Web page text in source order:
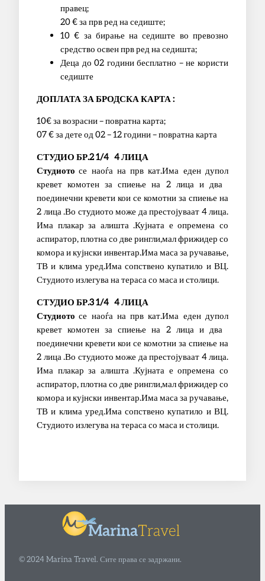
правец;
20 € за прв ред на седиште;
10 € за бирање на седиште во превозно
средство освен прв ред на седишта;
Деца до 02 години бесплатно – не користи
седиште
ДОПЛАТА ЗА БРОДСКА КАРТА :
10€ за возрасни – повратна карта;
07 € за дете од 02 – 12 години – повратна карта
СТУДИО БР.2 1/4 4 ЛИЦА
Студиотосе наоѓа на прв кат.Има еден дупол
кревет комотен за спиење на 2 лица и два
поединечни кревети кои се комотни за спиење на
2 лица .Во студиото може да престојуваат 4 лица.
Има плакар за алишта .Кујната е опремена со
аспиратор, плотна со две рингли,мал фрижидер со
комора и кујнски инвентар.Има маса за ручавање,
ТВ и клима уред.Има сопствено купатило и ВЦ.
Студиото излегува на тераса со маса и столици.
СТУДИО БР.3 1/4 4 ЛИЦА
Студиотосе наоѓа на прв кат.Има еден дупол
кревет комотен за спиење на 2 лица и два
поединечни кревети кои се комотни за спиење на
2 лица .Во студиото може да престојуваат 4 лица.
Има плакар за алишта .Кујната е опремена со
аспиратор, плотна со две рингли,мал фрижидер со
комора и кујнски инвентар.Има маса за ручавање,
ТВ и клима уред.Има сопствено купатило и ВЦ.
Студиото излегува на тераса со маса и столици.
© 2024 Marina Travel. Сите права се задржани.